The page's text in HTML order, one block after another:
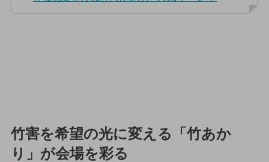
竹害を希望の光に変える「竹あか
り」が会場を彩る